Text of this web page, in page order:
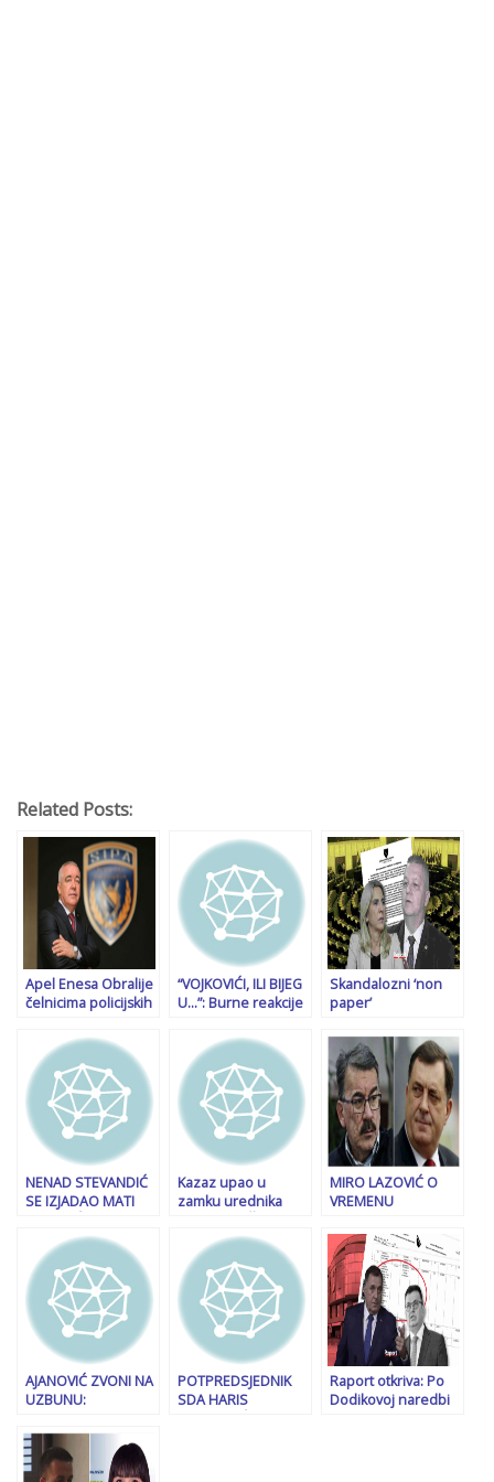
Related Posts:
Apel Enesa Obralije
čelnicima policijskih
dobijete naredbu
da počinite krivično
djelo, odbijte je,
poštujte Ustav BiH
“VOJKOVIĆI, ILI BIJEG
U…”: Burne reakcije
mrežama nakon
istupa Milorada
Dodika, oglasili se
Franjo Ninić, Haris
Imamović…
Skandalozni ‘non
paper’
proslijedio je Obrad
Kesić, ambasador
BiH u EU: Uradio
sam isto što su radili
Lagumdžija i Alkalaj
NENAD STEVANDIĆ
SE IZJADAO MATI
nas sad vozaju
godinu dana,
svejedno nam je…”
Kazaz upao u
zamku urednika
televiziji, zbunio se i
otkrio da Nikšić
svjesno obmanjuje
javnost po pitanju
izbornog zakona!
MIRO LAZOVIĆ O
VREMENU
BiH ulazi u finiš. Ili
će RS i Milorad
Dodik biti
pobjednici, ili će
država poraziti te
politike”
AJANOVIĆ ZVONI NA
UZBUNU:
zajednica ima
pravnu i moralnu
obavezu da ODMAH
POTPREDSJEDNIK
SDA HARIS
Raport otkriva: Po
Dodikovoj naredbi